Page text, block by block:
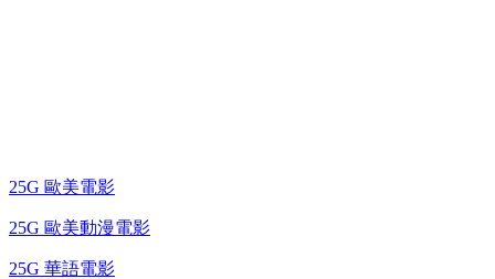
25G 歐美電影
25G 歐美動漫電影
25G 華語電影